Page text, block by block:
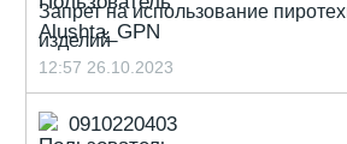
Запрет на использование
изделий
12:57 26.10.2023
0910220403